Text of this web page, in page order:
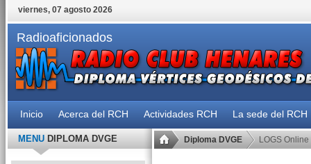
viernes, 07 agosto 2026
Radioaficionados
Inicio Acerca del RCH Actividades RCH La sede del RCH
Diploma DVGE LOGS Online
MENUDIPLOMA DVGE